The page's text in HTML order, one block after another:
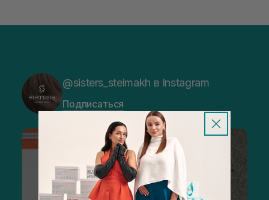
@sisters_stelmakh в Instagram
Подписаться